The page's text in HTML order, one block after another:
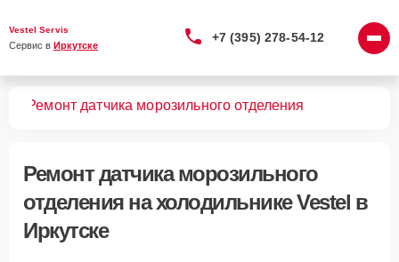
Vestel Servis
Сервис в Иркутске
+7 (395) 278-54-12
Ремонт датчика морозильного отделения
Ремонт датчика морозильного
отделенияна холодильнике Vestel в
Иркутске